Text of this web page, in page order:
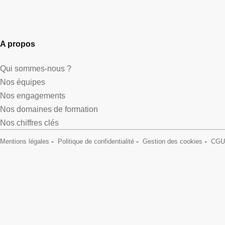
A propos
Qui sommes-nous ?
Nos équipes
Nos engagements
Nos domaines de formation
Nos chiffres clés
Mentions légales Politique de confidentialité Gestion des cookies CGU